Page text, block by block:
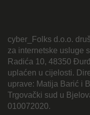
cyber_Folks d.o.o.
za internetske usluge
Radića 10, 48350
uplaćen u cijelosti.
uprave: Matija Barić i
Trgovački sud u
010072020.